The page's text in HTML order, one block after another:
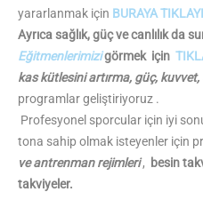
yararlanmak için BURAYA
Ayrıca sağlık, güç ve canlılık da
Eğitmenlerimizigörmek için
kas kütlesini artırma, güç, kuvvet,
programlar geliştiriyoruz .
Profesyonel sporcular için iyi
tona sahip olmak isteyenler için
ve antrenman rejimleri, besin
takviyeler.